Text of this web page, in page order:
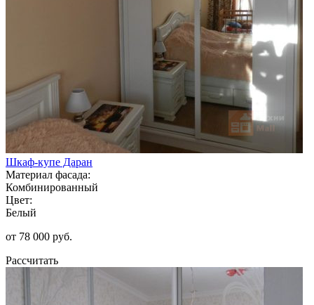
Шкаф-купе Даран
Материал фасада:
Комбинированный
Цвет:
Белый
от 78 000 руб.
Рассчитать